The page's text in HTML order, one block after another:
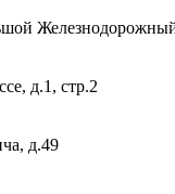
д.1, стр.2
д.49